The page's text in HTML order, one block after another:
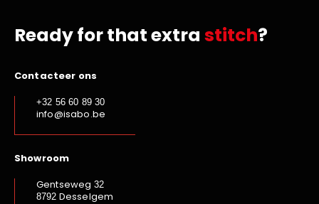
Ready for that extra stitch?
Contacteer ons
+32 56 60 89 30
info@isabo.be
Showroom
Gentseweg 32
8792 Desselgem